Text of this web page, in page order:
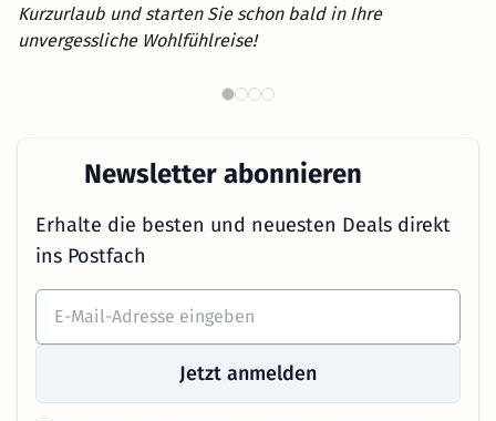
Kurzurlaub und starten Sie schon bald in Ihre
unvergessliche Wohlfühlreise!
Newsletter abonnieren
Erhalte die besten und neuesten Deals direkt
ins Postfach
Jetzt anmelden